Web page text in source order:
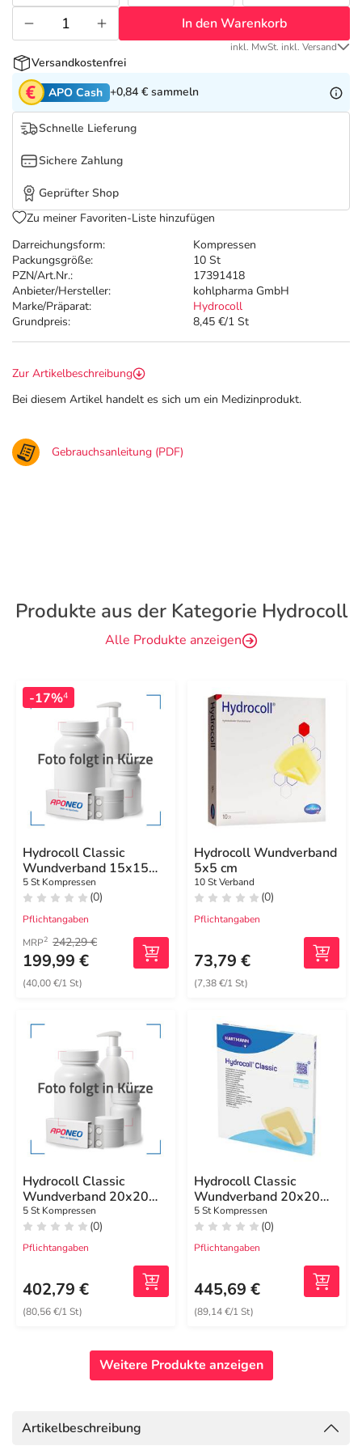
Vitamine & Mineralstoffe
Darreichungsform:
Kompressen
Packungsgröße:
10 St
PZN/Art.Nr.:
17391418
Anbieter/Hersteller:
kohlpharma GmbH
Marke/Präparat:
Hydrocoll
Grundpreis:
8,45 €/1 St
In den Warenkorb
inkl. MwSt. inkl. Versand
Versandkostenfrei
APO Cash +0,84 € sammeln
Schnelle Lieferung
Sichere Zahlung
Geprüfter Shop
Zu meiner Favoriten-Liste hinzufügen
Zur Artikelbeschreibung
Bei diesem Artikel handelt es sich um ein Medizinprodukt.
Gebrauchsanleitung (PDF)
Produkte aus der Kategorie Hydrocoll
Alle Produkte anzeigen
-17%4
Hydrocoll Classic
Wundverband 15x15
cm
5 St Kompressen
(0)
Pflichtangaben
MRP2 242,29 €
199,99 €
(40,00 €/1 St)
Hydrocoll Wundverband
5x5 cm
10 St Verband
(0)
Pflichtangaben
73,79 €
(7,38 €/1 St)
Hydrocoll Classic
Wundverband 20x20
cm
5 St Kompressen
(0)
Pflichtangaben
402,79 €
(80,56 €/1 St)
Hydrocoll Classic
Wundverband 20x20
cm
5 St Kompressen
(0)
Pflichtangaben
445,69 €
(89,14 €/1 St)
Weitere Produkte anzeigen
Artikelbeschreibung